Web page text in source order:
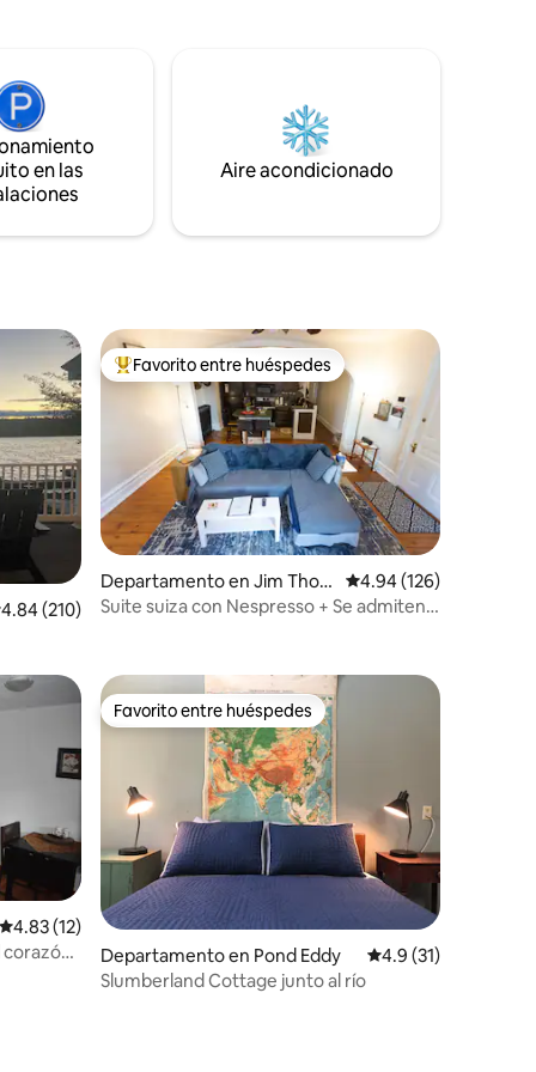
te
y
Adirondack, sábanas de 100% algodón,
equipo para bebés, parrilla para asar, 4
Smart TV y cargador SPAN EV. -
Entrada/salida flexible. Alberca
en las
Aire acondicionado
promedio: 4.84 de 5; 210 evaluaciones
4.84 (210)
De los mejores en Favorito entre huéspedes
Favorito entre huéspedes
Departamento en Jim Thor
pe
Calificación promedio:
4.94 (126)
Suite suiza con Nespresso + Se admiten
Calificación promedio: 4.83 de 5; 12 evaluaciones
4.83 (12)
Favorito entre huéspedes
Favorito entre huéspedes
Departamento en Pond Eddy Calificación
4.9 (31)
Slumberland Cottage junto al río